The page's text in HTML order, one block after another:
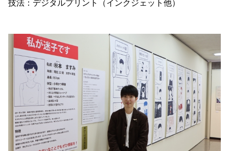
技法：デジタルプリント（インクジェット他）